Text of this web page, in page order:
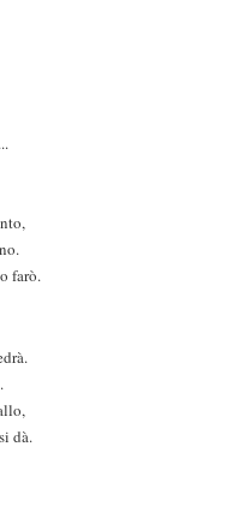
farò.
dà.